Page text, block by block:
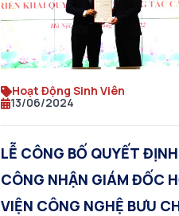
Hoạt Động Sinh Viên
13/06/2024
LỄ CÔNG BỐ QUYẾT ĐỊNH
CÔNG NHẬN GIÁM ĐỐC
VIỆN CÔNG NGHỆ BƯU